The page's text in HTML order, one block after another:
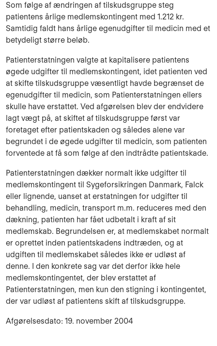
Som følge af ændringen af tilskudsgruppe steg
patientens årlige medlemskontingent med 1.212 kr.
Samtidig faldt hans årlige egenudgifter til medicin med et
betydeligt større beløb.
Patienterstatningen valgte at kapitalisere patientens
øgede udgifter til medlemskontingent, idet patienten ved
at skifte tilskudsgruppe væsentligt havde begrænset de
egenudgifter til medicin, som Patienterstatningen ellers
skulle have erstattet. Ved afgørelsen blev der endvidere
lagt vægt på, at skiftet af tilskudsgruppe først var
foretaget efter patientskaden og således alene var
begrundet i de øgede udgifter til medicin, som patienten
forventede at få som følge af den indtrådte patientskade.
Patienterstatningen dækker normalt ikke udgifter til
medlemskontingent til Sygeforsikringen Danmark, Falck
eller lignende, uanset at erstatningen for udgifter til
behandling, medicin, transport m.m. reduceres med den
dækning, patienten har fået udbetalt i kraft af sit
medlemskab. Begrundelsen er, at medlemskabet normalt
er oprettet inden patientskadens indtræden, og at
udgiften til medlemskabet således ikke er udløst af
denne. I den konkrete sag var det derfor ikke hele
medlemskontingentet, der blev erstattet af
Patienterstatningen, men kun den stigning i kontingentet,
der var udløst af patientens skift af tilskudsgruppe.
Afgørelsesdato: 19. november 2004